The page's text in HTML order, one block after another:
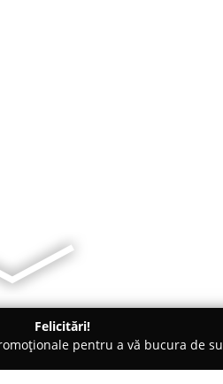
Felicitări!
pentru a vă bucura de